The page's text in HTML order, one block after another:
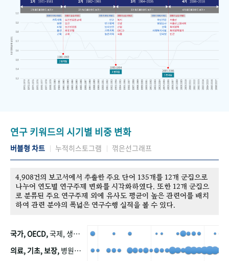
연구 키워드의 시기별 비중 변화
버블형 차트 누적히스토그램 꺾은선그래프
4,908건의 보고서에서 추출한 주요 단어 135개를 12개 군집으로
나누어 연도별 연구주제 변화를 시각화하였다. 또한 12개 군집으
로 분류된 주요 연구주제 외에 유사도 평균이 높은 관련어를 배치
하여 관련 분야의 폭넓은 연구수행 실적을 볼 수 있다.
국가, OECD,국제, 생산, 아시아, 태평양, 태평양지역, 참가
의료, 기초, 보장, 병원, 가정, 연금, 연계, 공적, 일본, 생활, 국민기초생활보장제도, 국민연금, 기금, 저소득층, 근로, 자활, 급여, 환자, 의료비, 모니터링, 한국복지패널, 소득, 지표, 빈곤, 노후, 장애인